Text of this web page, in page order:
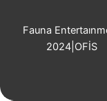
Fauna
2024 OFİS